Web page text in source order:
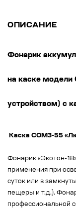
ОПИСАНИЕ
Фонарик
на каске
устройством) с
Каска СОМ3-55
Фонарик «Экотон-
применения при
суток или в
пещеры и т.д.).
профессиональной